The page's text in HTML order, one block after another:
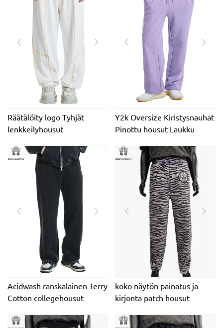
PUUVILLAA
verryttelyhousut
Räätälöity logo Tyhjät
lenkkeilyhousut
puuvillaiset lenkkeilyhousut
raskaat puuvillaiset Street
French Terry collegehousut
Y2k Oversize Kiristysnauhat
Pinottu housut Laukku
miesten lenkkeily
Acidwash ranskalainen Terry
Cotton collegehousut
Baggy leveä jalka
koko näytön painatus ja
kirjonta patch housut